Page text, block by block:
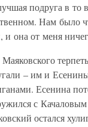
подруга в то
Нам было
она от меня
– им и
Есенина
с Качаловым
остался